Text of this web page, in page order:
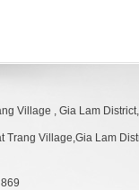
Village , Gia Lam
Trang Village,Gia Lam